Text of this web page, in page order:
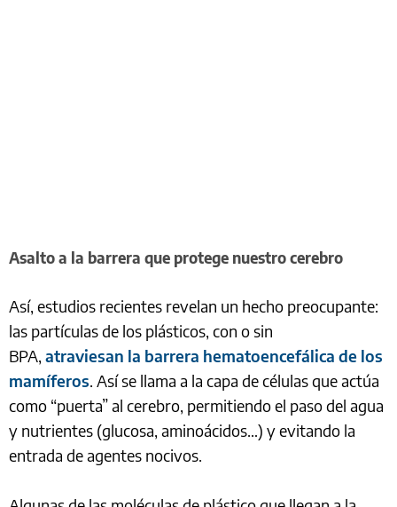
Asalto a la barrera que protege nuestro cerebro
Así, estudios recientes revelan un hecho preocupante:
las partículas de los plásticos, con o sin
BPA, atraviesan la barrera hematoencefálica de los
mamíferos. Así se llama a la capa de células que actúa
como “puerta” al cerebro, permitiendo el paso del agua
y nutrientes (glucosa, aminoácidos…) y evitando la
entrada de agentes nocivos.